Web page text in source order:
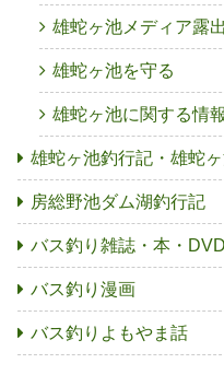
雄蛇ヶ池メディア露出
雄蛇ヶ池を守る
雄蛇ヶ池に関する情
雄蛇ヶ池釣行記・雄蛇
房総野池ダム湖釣行記
バス釣り雑誌・本・DVD
バス釣り漫画
バス釣りよもやま話